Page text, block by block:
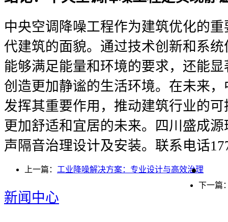
中央空调降噪工程作为建筑优化的
代建筑的面貌。通过技术创新和系
能够满足能量和环境的要求，还能
创造更加静谧的生活环境。在未来
发挥其重要作用，推动建筑行业的
更加舒适和宜居的未来。四川盛成
声隔音治理设计及安装。联系电话
上一篇： 工业降噪解决方案：专业设计与高效治理
下一篇
新闻中心